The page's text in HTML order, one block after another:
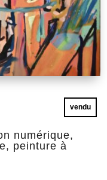
vendu
numérique,
peinture à